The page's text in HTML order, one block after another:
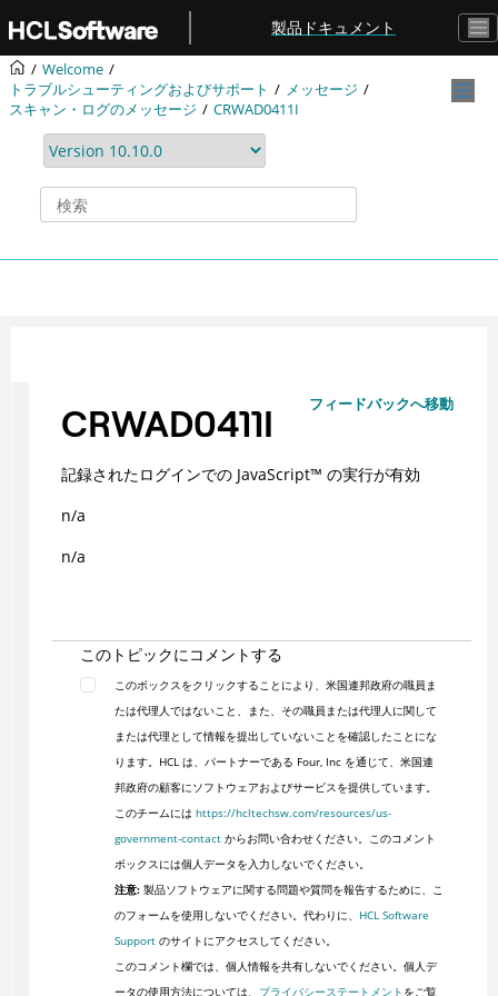
メインコンテンツにジャンプ
製品ドキュメント
Welcome
トラブルシューティングおよびサポート
メッセージ
スキャン・ログのメッセージ
CRWAD0411I
フィードバックへ移動
CRWAD0411I
記録されたログインでの JavaScript™ の実行が有効
n/a
n/a
このトピックにコメントする
このボックスをクリックすることにより、米国連邦政府の職員ま
たは代理人ではないこと、また、その職員または代理人に関して
または代理として情報を提出していないことを確認したことにな
ります。HCL は、パートナーである Four, Inc を通じて、米国連
邦政府の顧客にソフトウェアおよびサービスを提供しています。
このチームには https://hcltechsw.com/resources/us-
government-contactからお問い合わせください。このコメント
ボックスには個人データを入力しないでください。
注意:製品ソフトウェアに関する問題や質問を報告するために、こ
のフォームを使用しないでください。代わりに、 HCL Software
Supportのサイトにアクセスしてください。
このコメント欄では、個人情報を共有しないでください。個人デ
ータの使用方法については、 プライバシーステートメント をご覧